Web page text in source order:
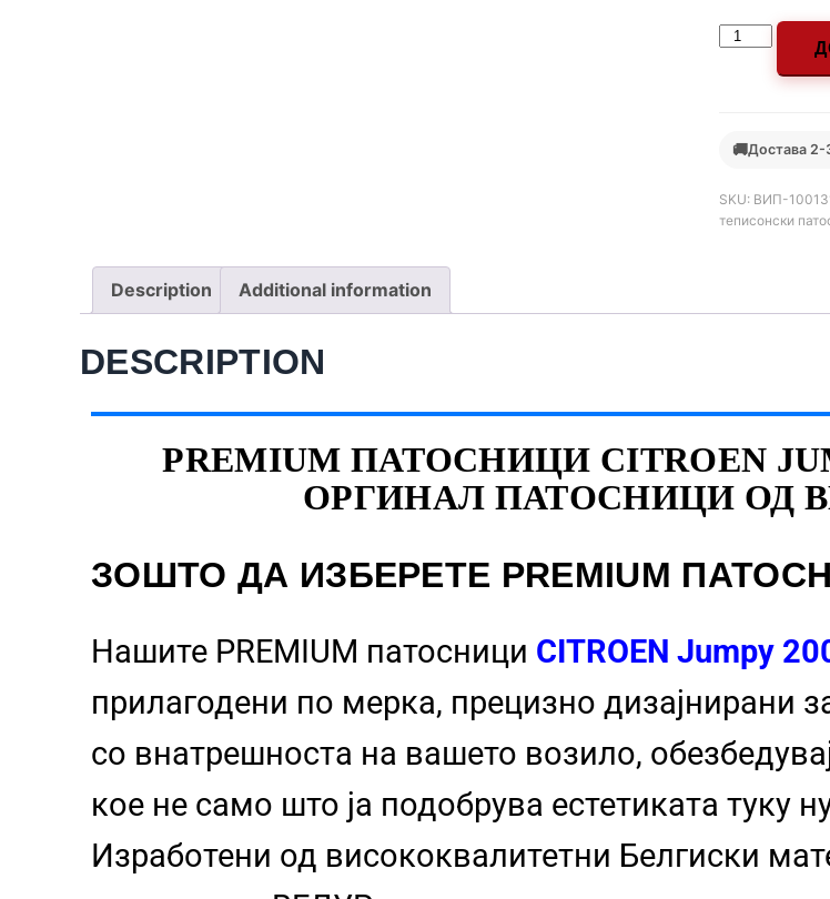
🚚Достава 2-
SKU: ВИП-
теписонски
Description Additional information
DESCRIPTION
PREMIUM ПАТОСНИЦИ CITROEN
ОРГИНАЛ ПАТОСНИЦИ ОД
ЗОШТО ДА ИЗБЕРЕТЕ PREMIUM
Нашите PREMIUM патосници CITROEN Jumpy
прилагодени по мерка, прецизно дизајнирани
со внатрешноста на вашето возило,
кое не само што ја подобрува естетиката туку
Изработени од висококвалитетни Белгиски